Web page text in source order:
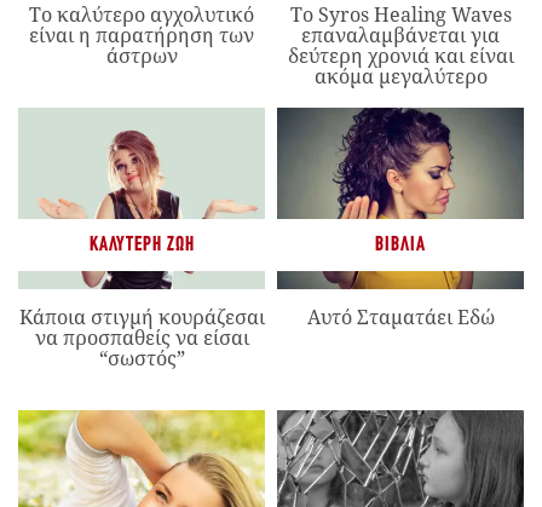
Το καλύτερο αγχολυτικό
είναι η παρατήρηση των
άστρων
Το Syros Healing Waves
επαναλαμβάνεται για
δεύτερη χρονιά και είναι
ακόμα μεγαλύτερο
ΚΑΛΎΤΕΡΗ ΖΩΉ
Κάποια στιγμή κουράζεσαι
να προσπαθείς να είσαι
“σωστός”
ΒΙΒΛΊΑ
Αυτό Σταματάει Εδώ